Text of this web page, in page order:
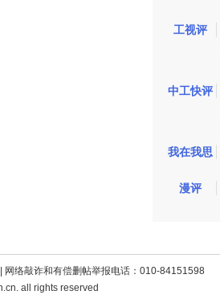
工视评
中工快评
我在我思
漫评
网络敲诈和有偿删帖举报电话：010-84151598
all rights reserved